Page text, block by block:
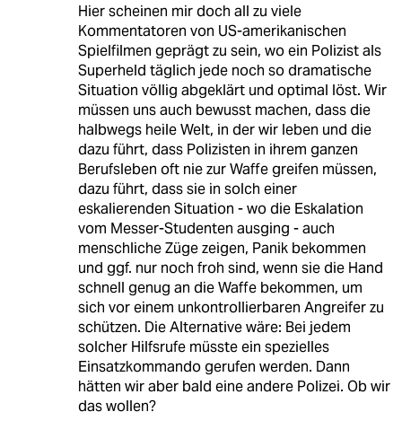
Hier scheinen mir doch all zu viele
Kommentatoren von US-amerikanischen
Spielfilmen geprägt zu sein, wo ein Polizist als
Superheld täglich jede noch so dramatische
Situation völlig abgeklärt und optimal löst. Wir
müssen uns auch bewusst machen, dass die
halbwegs heile Welt, in der wir leben und die
dazu führt, dass Polizisten in ihrem ganzen
Berufsleben oft nie zur Waffe greifen müssen,
dazu führt, dass sie in solch einer
eskalierenden Situation - wo die Eskalation
vom Messer-Studenten ausging - auch
menschliche Züge zeigen, Panik bekommen
und ggf. nur noch froh sind, wenn sie die Hand
schnell genug an die Waffe bekommen, um
sich vor einem unkontrollierbaren Angreifer zu
schützen. Die Alternative wäre: Bei jedem
solcher Hilfsrufe müsste ein spezielles
Einsatzkommando gerufen werden. Dann
hätten wir aber bald eine andere Polizei. Ob wir
das wollen?